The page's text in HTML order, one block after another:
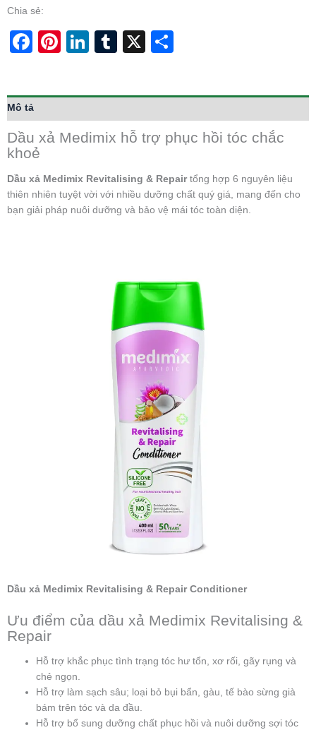
Chia sẻ:
Facebook
Pinterest
LinkedIn
Tumblr
X
Mô tả
Dầu xả Medimix hỗ trợ phục hồi tóc chắc
khoẻ
Dầu xả Medimix Revitalising & Repairtổng hợp 6 nguyên liệu
thiên nhiên tuyệt vời với nhiều dưỡng chất quý giá, mang đến cho
bạn giải pháp nuôi dưỡng và bảo vệ mái tóc toàn diện.
Dầu xả Medimix Revitalising & Repair Conditioner
Ưu điểm của dầu xả Medimix Revitalising &
Repair
Hỗ trợ khắc phục tình trạng tóc hư tổn, xơ rối, gãy rụng và
chẻ ngọn.
Hỗ trợ làm sạch sâu; loại bỏ bụi bẩn, gàu, tế bào sừng già
bám trên tóc và da đầu.
Hỗ trợ bổ sung dưỡng chất phục hồi và nuôi dưỡng sợi tóc